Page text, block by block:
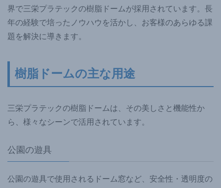
界で三栄プラテックの樹脂ドームが採用されています。長
年の経験で培ったノウハウを活かし、お客様のあらゆる課
題を解決に導きます。
樹脂ドームの主な用途
三栄プラテックの樹脂ドームは、その美しさと機能性か
ら、様々なシーンで活用されています。
公園の遊具
公園の遊具で使用されるドーム窓など、安全性・透明度の